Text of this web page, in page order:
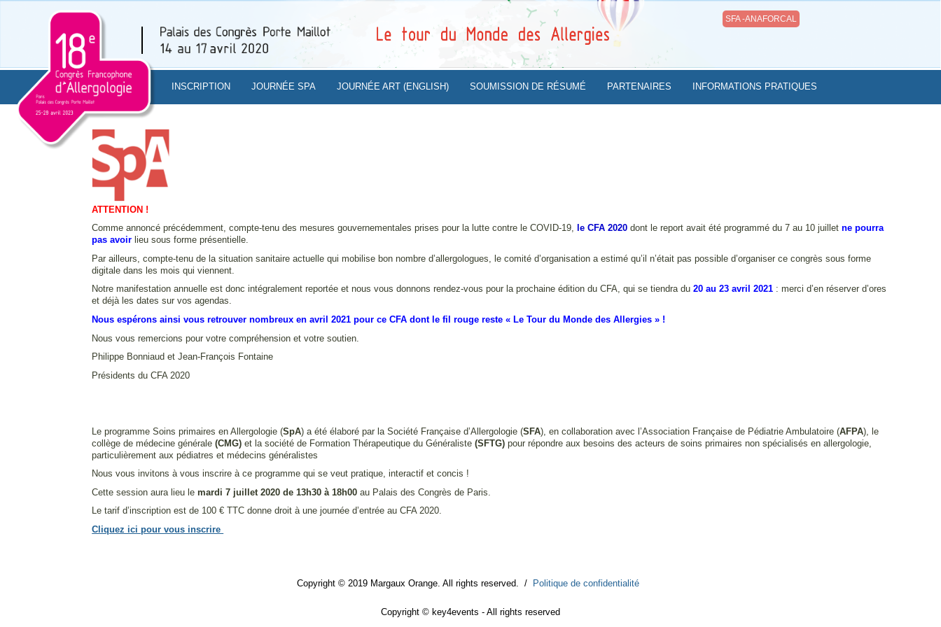
SFA -ANAFORCAL
INSCRIPTION JOURNÉE SPA JOURNÉE ART (ENGLISH) SOUMISSION DE RÉSUMÉ PARTENAIRES INFORMATIONS PRATIQUES
ATTENTION !
Comme annoncé précédemment, compte-tenu des mesures gouvernementales prises pour la lutte contre le COVID-19, le CFA 2020 dont le report avait été programmé du 7 au 10 juilletne pourra
pas avoir lieu sous forme présentielle.
Par ailleurs, compte-tenu de la situation sanitaire actuelle qui mobilise bon nombre d’allergologues, le comité d’organisation a estimé qu’il n’était pas possible d’organiser ce congrès sous forme
digitale dans les mois qui viennent.
Notre manifestation annuelle est donc intégralement reportée et nous vous donnons rendez-vous pour la prochaine édition du CFA, qui se tiendra du20 au 23 avril 2021 : merci d’en réserver d’ores
et déjà les dates sur vos agendas.
Nous espérons ainsi vous retrouver nombreux en avril 2021 pour ce CFA dont le fil rouge reste « Le Tour du Monde des Allergies » !
Nous vous remercions pour votre compréhension et votre soutien.
Philippe Bonniaud et Jean-François Fontaine
Présidents du CFA 2020
Le programme Soins primaires en Allergologie (SpA) a été élaboré par la Société Française d’Allergologie (SFA), en collaboration avec l’Association Française de Pédiatrie Ambulatoire (AFPA), le
collège de médecine générale(CMG) et la société de Formation Thérapeutique du Généraliste(SFTG) pour répondre aux besoins des acteurs de soins primaires non spécialisés en allergologie,
particulièrement aux pédiatres et médecins généralistes
Nous vous invitons à vous inscrire à ce programme qui se veut pratique, interactif et concis !
Cette session aura lieu lemardi 7 juillet 2020 de 13h30 à 18h00 au Palais des Congrès de Paris.
Le tarif d’inscription est de 100 € TTC donne droit à une journée d’entrée au CFA 2020.
Cliquez ici pour vous inscrire
Copyright © 2019 Margaux Orange. All rights reserved. / Politique de confidentialité
Copyright © key4events - All rights reserved